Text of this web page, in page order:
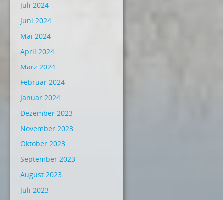
Juli 2024
Juni 2024
Mai 2024
April 2024
März 2024
Februar 2024
Januar 2024
Dezember 2023
November 2023
Oktober 2023
September 2023
August 2023
Juli 2023